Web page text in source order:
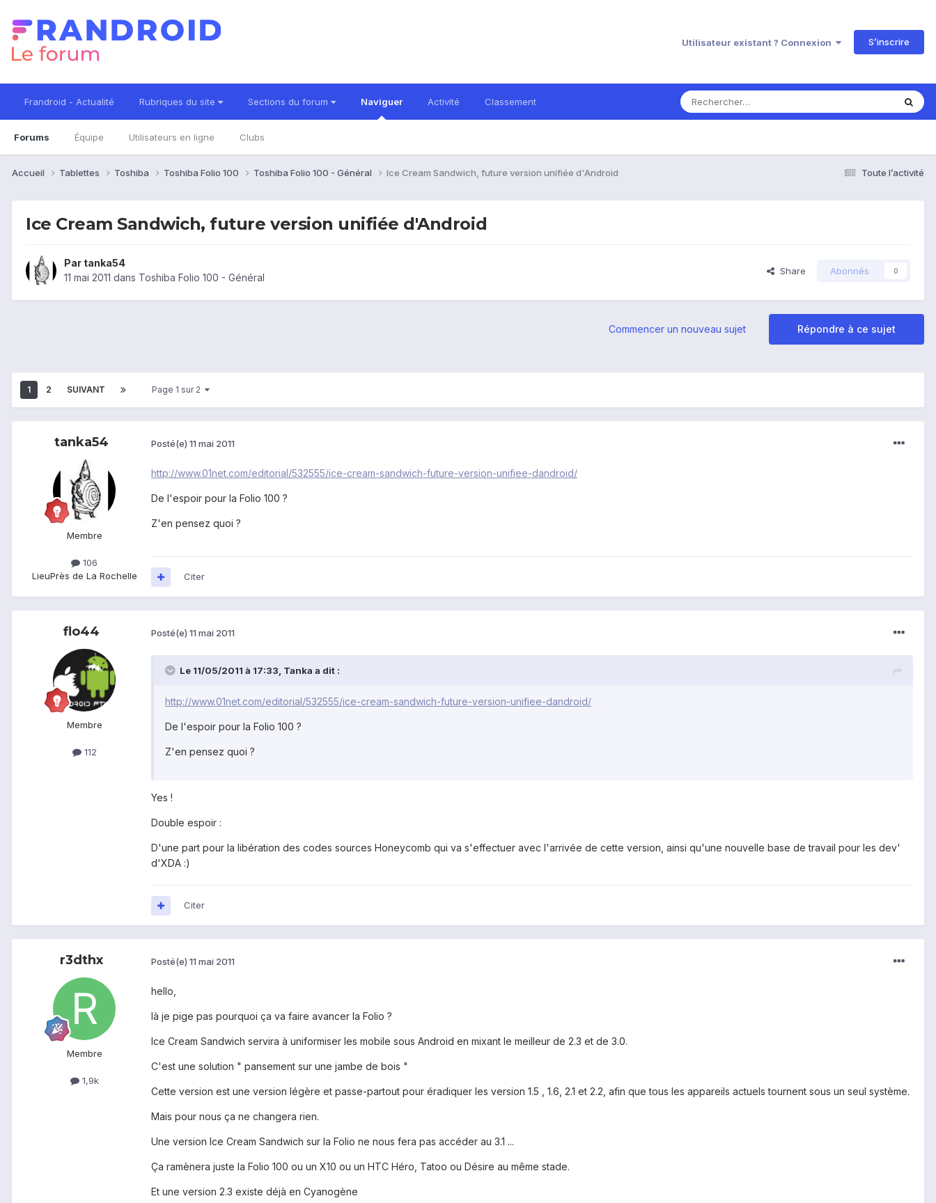
Utilisateur existant ? Connexion S’inscrire
Frandroid - Actualité Rubriques du site Sections du forum Naviguer
Forums Équipe Utilisateurs en ligne Clubs
Activité Classement
Toute l’activité
Accueil Tablettes Toshiba Toshiba Folio 100 Toshiba Folio 100 - Général Ice Cream Sandwich, future version unifiée d'Android
Ice Cream Sandwich, future version unifiée d'Android
Par tanka54
11 mai 2011 dans Toshiba Folio 100 - Général
Share Abonnés 0
Répondre à ce sujet
Commencer un nouveau sujet
1 2 SUIVANT Page 1 sur 2
tanka54
Membre
106
LieuPrès de La Rochelle
Posté(e) 11 mai 2011
http://www.01net.com/editorial/532555/ice-cream-sandwich-future-version-unifiee-dandroid/
De l'espoir pour la Folio 100 ?
Z'en pensez quoi ?
Citer
flo44
Membre
112
Posté(e) 11 mai 2011
Le 11/05/2011 à 17:33, Tanka a dit :
http://www.01net.com/editorial/532555/ice-cream-sandwich-future-version-unifiee-dandroid/
De l'espoir pour la Folio 100 ?
Z'en pensez quoi ?
Yes !
Double espoir :
D'une part pour la libération des codes sources Honeycomb qui va s'effectuer avec l'arrivée de cette version, ainsi qu'une nouvelle base de travail pour les dev'
d'XDA :)
Citer
r3dthx
Membre
1,9k
Posté(e) 11 mai 2011
hello,
là je pige pas pourquoi ça va faire avancer la Folio ?
Ice Cream Sandwich servira à uniformiser les mobile sous Android en mixant le meilleur de 2.3 et de 3.0.
C'est une solution " pansement sur une jambe de bois "
Cette version est une version légère et passe-partout pour éradiquer les version 1.5 , 1.6, 2.1 et 2.2, afin que tous les appareils actuels tournent sous un seul système.
Mais pour nous ça ne changera rien.
Une version Ice Cream Sandwich sur la Folio ne nous fera pas accéder au 3.1 ...
Ça ramènera juste la Folio 100 ou un X10 ou un HTC Héro, Tatoo ou Désire au même stade.
Et une version 2.3 existe déjà en Cyanogène